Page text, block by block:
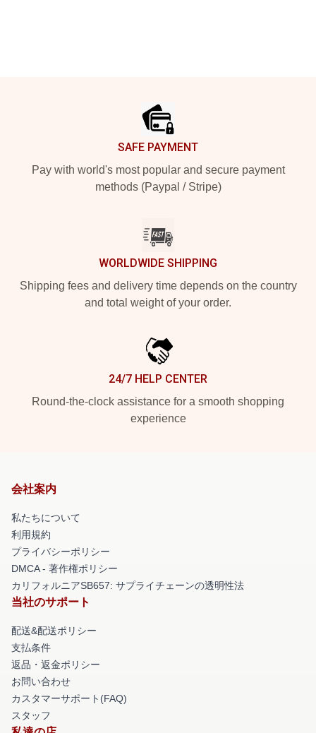
SAFE PAYMENT
Pay with world's most popular and secure payment
methods (Paypal / Stripe)
WORLDWIDE SHIPPING
Shipping fees and delivery time depends on the country
and total weight of your order.
24/7 HELP CENTER
Round-the-clock assistance for a smooth shopping
experience
会社案内
私たちについて
利用規約
プライバシーポリシー
DMCA - 著作権ポリシー
カリフォルニアSB657: サプライチェーンの透明性法
当社のサポート
配送&配送ポリシー
支払条件
返品・返金ポリシー
お問い合わせ
カスタマーサポート(FAQ)
スタッフ